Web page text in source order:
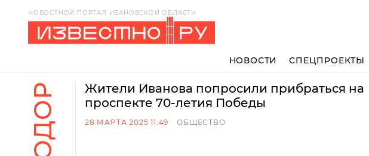
НОВОСТНОЙ ПОРТАЛ ИВАНОВСКОЙ ОБЛАСТИ
НОВОСТИ СПЕЦПРОЕКТЫ
Жители Иванова попросили прибраться на
проспекте 70-летия Победы
28 МАРТА 2025 11:49 ОБЩЕСТВО